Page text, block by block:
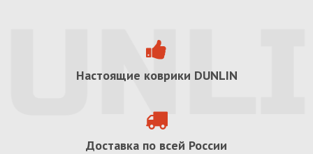
Настоящие коврики DUNLIN
Доставка по всей России